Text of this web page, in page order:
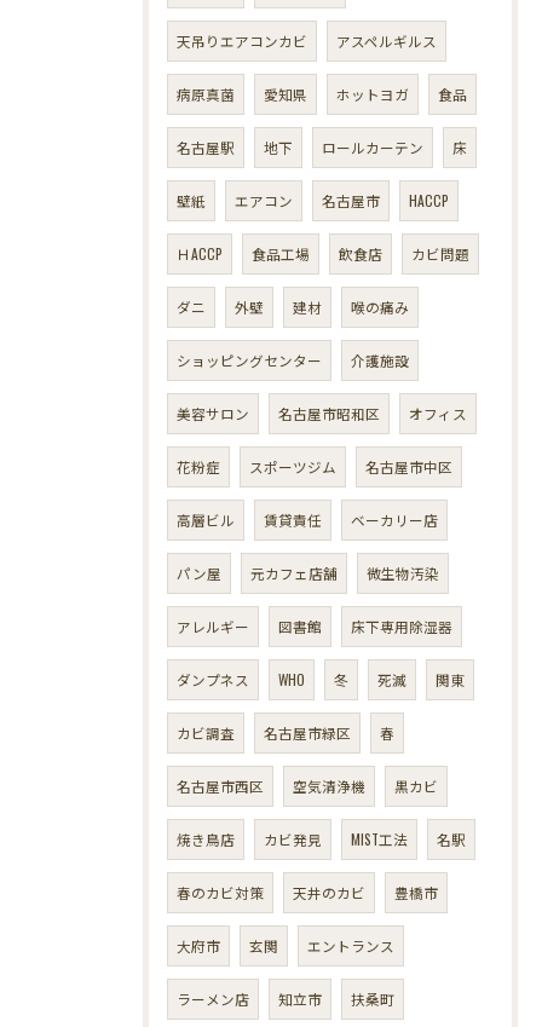
天吊りエアコンカビ アスペルギルス
病原真菌 愛知県 ホットヨガ 食品
名古屋駅 地下 ロールカーテン 床
壁紙 エアコン 名古屋市 HACCP
ＨACCP 食品工場 飲食店 カビ問題
ダニ 外壁 建材 喉の痛み
ショッピングセンター 介護施設
美容サロン 名古屋市昭和区 オフィス
花粉症 スポーツジム 名古屋市中区
高層ビル 賃貸責任 ベーカリー店
パン屋 元カフェ店舗 微生物汚染
アレルギー 図書館 床下専用除湿器
ダンプネス WHO 冬 死滅 関東
カビ調査 名古屋市緑区 春
名古屋市西区 空気清浄機 黒カビ
焼き鳥店 カビ発見 MIST工法 名駅
春のカビ対策 天井のカビ 豊橋市
大府市 玄関 エントランス
ラーメン店 知立市 扶桑町